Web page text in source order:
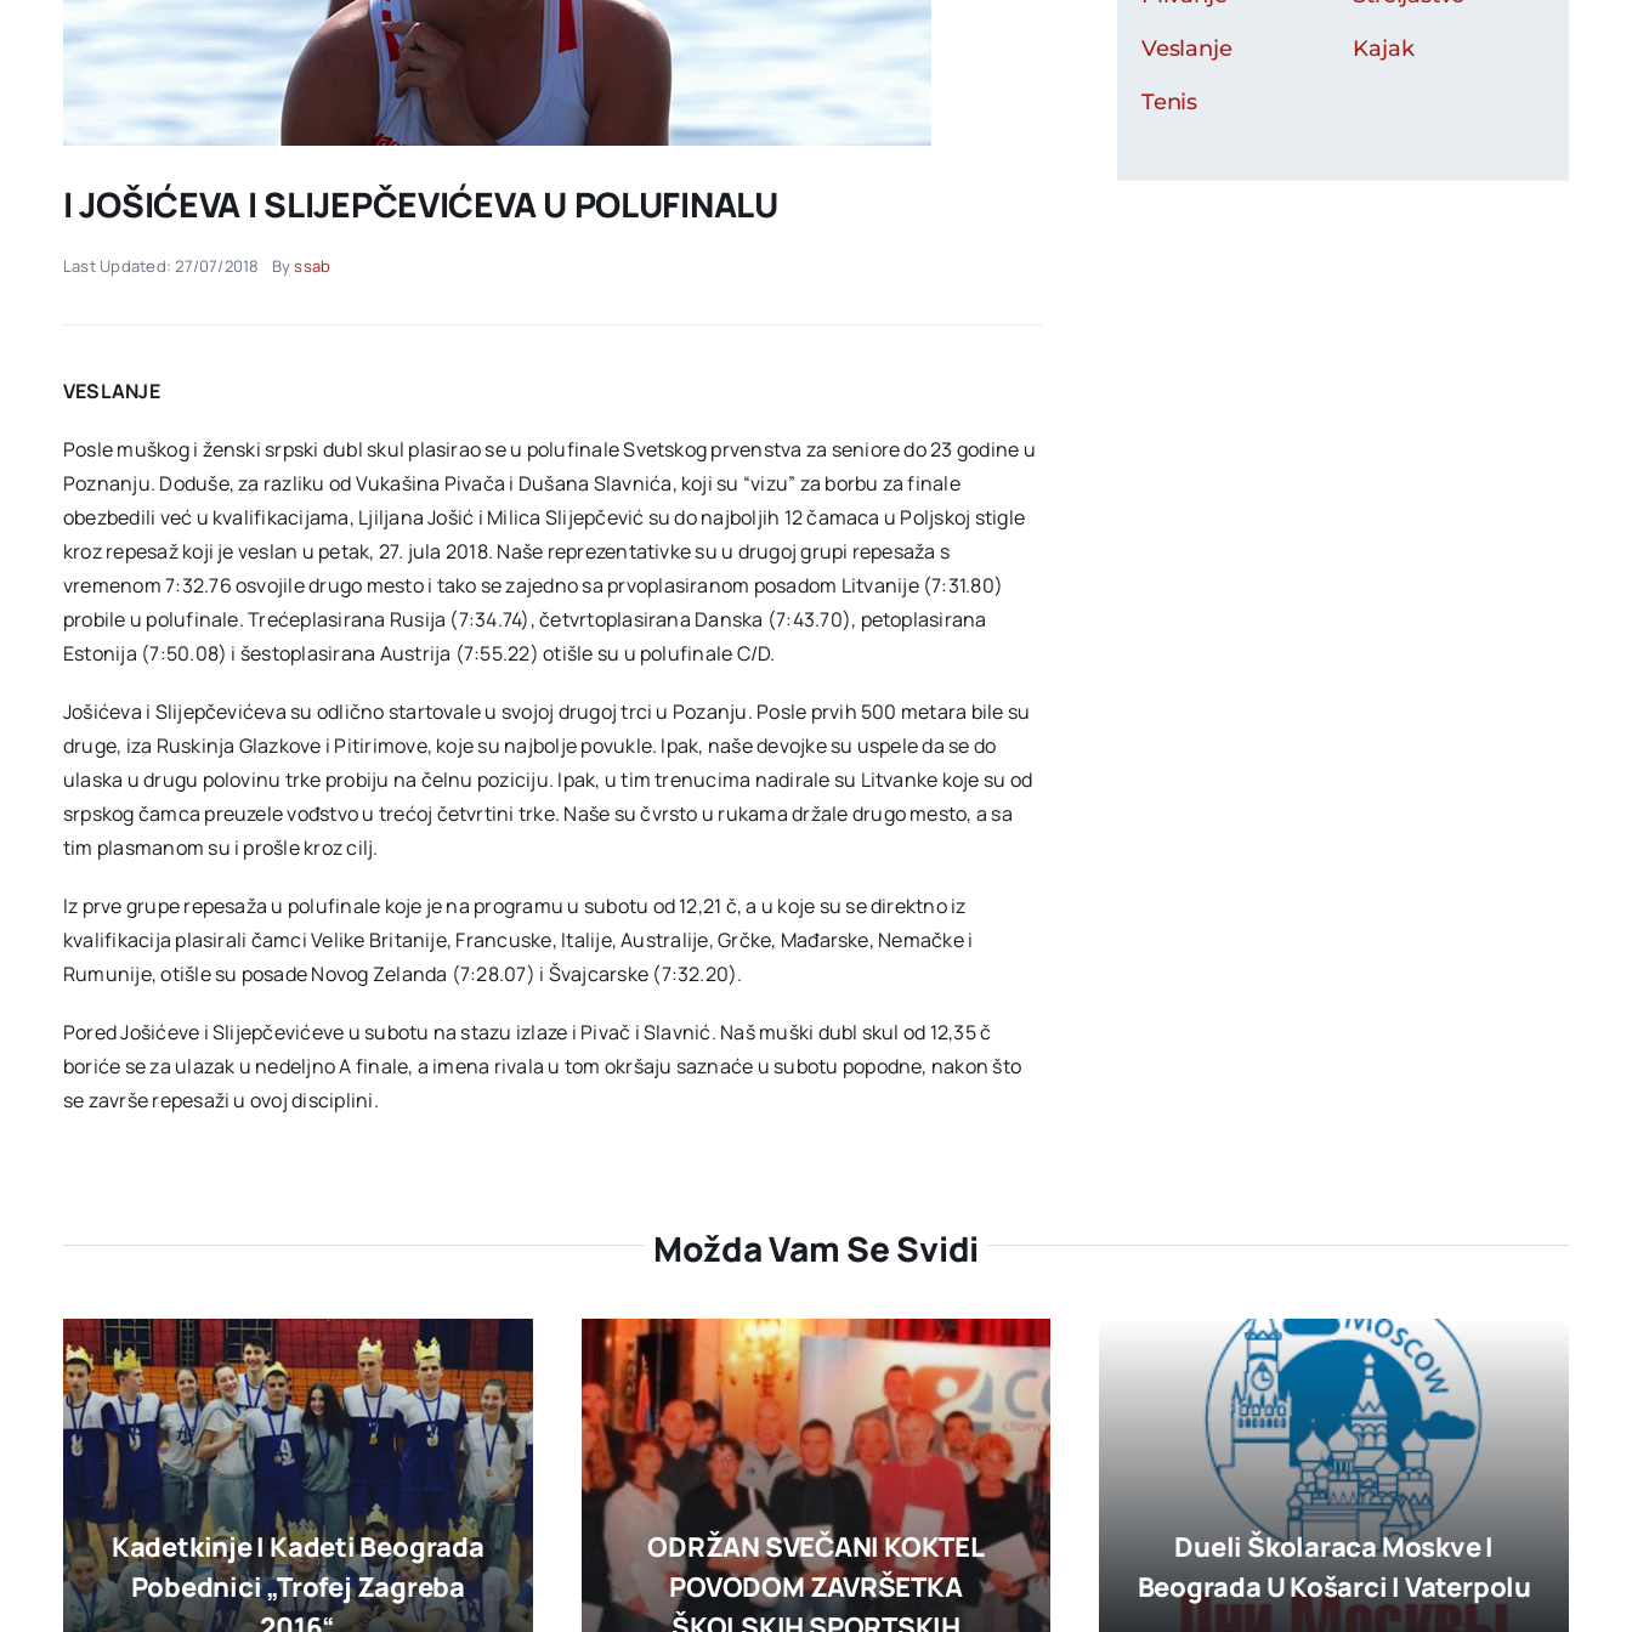
I JOŠIĆEVA I SLIJEPČEVIĆEVA U POLUFINALU
Last Updated: 27/07/2018 Byssab
VESLANJE
Posle muškog i ženski srpski dubl skul plasirao se u polufinale Svetskog prvenstva za seniore do 23 godine u
Poznanju. Doduše, za razliku od Vukašina Pivača i Dušana Slavnića, koji su “vizu” za borbu za finale
obezbedili već u kvalifikacijama, Ljiljana Jošić i Milica Slijepčević su do najboljih 12 čamaca u Poljskoj stigle
kroz repesaž koji je veslan u petak, 27. jula 2018. Naše reprezentativke su u drugoj grupi repesaža s
vremenom 7:32.76 osvojile drugo mesto i tako se zajedno sa prvoplasiranom posadom Litvanije (7:31.80)
probile u polufinale. Trećeplasirana Rusija (7:34.74), četvrtoplasirana Danska (7:43.70), petoplasirana
Estonija (7:50.08) i šestoplasirana Austrija (7:55.22) otišle su u polufinale C/D.
Jošićeva i Slijepčevićeva su odlično startovale u svojoj drugoj trci u Pozanju. Posle prvih 500 metara bile su
druge, iza Ruskinja Glazkove i Pitirimove, koje su najbolje povukle. Ipak, naše devojke su uspele da se do
ulaska u drugu polovinu trke probiju na čelnu poziciju. Ipak, u tim trenucima nadirale su Litvanke koje su od
srpskog čamca preuzele vođstvo u trećoj četvrtini trke. Naše su čvrsto u rukama držale drugo mesto, a sa
tim plasmanom su i prošle kroz cilj.
Iz prve grupe repesaža u polufinale koje je na programu u subotu od 12,21 č, a u koje su se direktno iz
kvalifikacija plasirali čamci Velike Britanije, Francuske, Italije, Australije, Grčke, Mađarske, Nemačke i
Rumunije, otišle su posade Novog Zelanda (7:28.07) i Švajcarske (7:32.20).
Pored Jošićeve i Slijepčevićeve u subotu na stazu izlaze i Pivač i Slavnić. Naš muški dubl skul od 12,35 č
boriće se za ulazak u nedeljno A finale, a imena rivala u tom okršaju saznaće u subotu popodne, nakon što
se završe repesaži u ovoj disciplini.
Veslanje
Kajak
Tenis
Možda Vam Se Svidi
Kadetkinje I Kadeti Beograda
Pobednici „trofej Zagreba
ODRŽAN SVEČANI KOKTEL
POVODOM ZAVRŠETKA
Dueli Školaraca Moskve I
Beograda U Košarci I Vaterpolu